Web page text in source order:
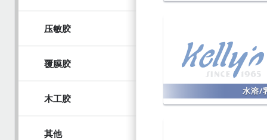
压敏胶
覆膜胶
木工胶
其他
水溶/